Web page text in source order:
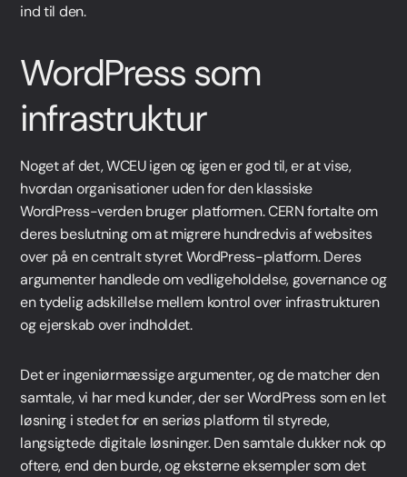
ind til den.
WordPress som
infrastruktur
Noget af det, WCEU igen og igen er god til, er at vise,
hvordan organisationer uden for den klassiske
WordPress-verden bruger platformen. CERN fortalte om
deres beslutning om at migrere hundredvis af websites
over på en centralt styret WordPress-platform. Deres
argumenter handlede om vedligeholdelse, governance og
en tydelig adskillelse mellem kontrol over infrastrukturen
og ejerskab over indholdet.
Det er ingeniørmæssige argumenter, og de matcher den
samtale, vi har med kunder, der ser WordPress som en let
løsning i stedet for en seriøs platform til styrede,
langsigtede digitale løsninger. Den samtale dukker nok op
oftere, end den burde, og eksterne eksempler som det